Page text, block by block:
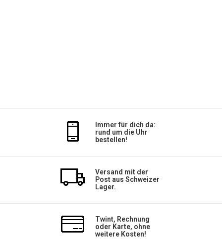
Immer für dich da:
rund um die Uhr
bestellen!
Versand mit der
Post aus Schweizer
Lager.
Twint, Rechnung
oder Karte, ohne
weitere Kosten!